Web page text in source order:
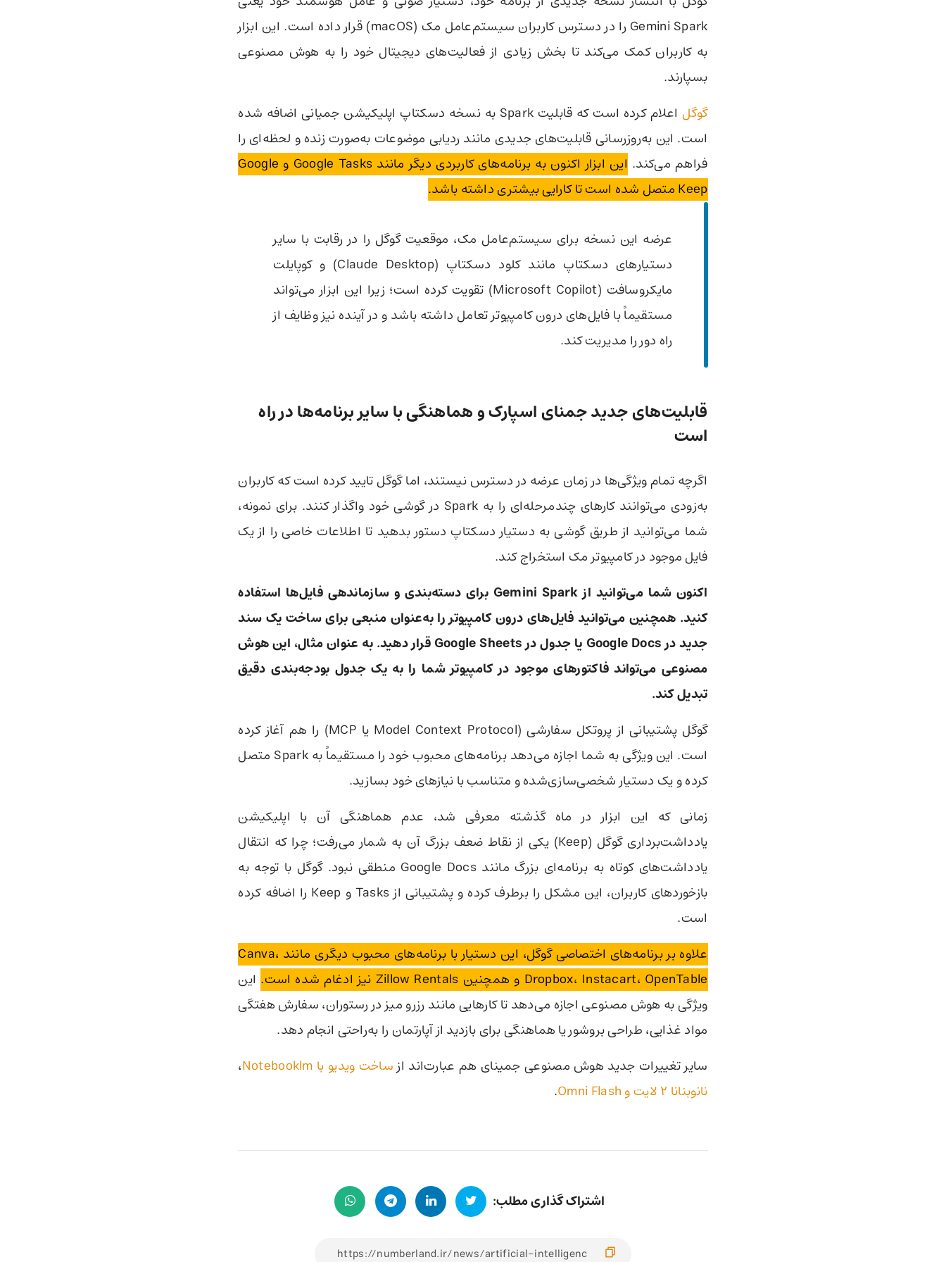
Gemini Spark را در دسترس کاربران سیستم‌عامل مک (macOS) قرار داده است. این ابزار
به کاربران کمک می‌کند تا بخش زیادی از فعالیت‌های دیجیتال خود را به هوش مصنوعی
بسپارند.
گوگل
اعلام کرده است که قابلیت Spark به نسخه دسکتاپ اپلیکیشن جمیانی اضافه شده
است. این به‌روزرسانی قابلیت‌های جدیدی مانند ردیابی موضوعات به‌صورت زنده و لحظه‌ای را
فراهم می‌کند.
این ابزار اکنون به برنامه‌های کاربردی دیگر مانند Google Tasks و Google
Keep متصل شده است تا کارایی بیشتری داشته باشد.
عرضه این نسخه برای سیستم‌عامل مک، موقعیت گوگل را در رقابت با سایر
دستیارهای دسکتاپ مانند کلود دسکتاپ (Claude Desktop) و کوپایلت
مایکروسافت (Microsoft Copilot) تقویت کرده است؛ زیرا این ابزار می‌تواند
مستقیماً با فایل‌های درون کامپیوتر تعامل داشته باشد و در آینده نیز وظایف از
راه دور را مدیریت کند.
قابلیت‌های جدید جمنای اسپارک و هماهنگی با سایر برنامه‌هادر راه
است
اگرچه تمام ویژگی‌ها در زمان عرضه در دسترس نیستند، اما گوگل تایید کرده است که کاربران
به‌زودی می‌توانند کارهای چندمرحله‌ای را به Spark در گوشی خود واگذار کنند. برای نمونه،
شما می‌توانید از طریق گوشی به دستیار دسکتاپ دستور بدهید تا اطلاعات خاصی را از یک
فایل موجود در کامپیوتر مک استخراج کند.
اکنون شما می‌توانید از Gemini Spark برای دسته‌بندی و سازماندهی فایل‌ها استفاده
کنید. همچنین می‌توانید فایل‌های درون کامپیوتر را به‌عنوان منبعی برای ساخت یک سند
جدید در Google Docs یا جدول در Google Sheets قرار دهید. به عنوان مثال، این هوش
مصنوعی می‌تواند فاکتورهای موجود در کامپیوتر شما را به یک جدول بودجه‌بندی دقیق
تبدیل کند.
گوگل پشتیبانی از پروتکل سفارشی (Model Context Protocol یا MCP) را هم آغاز کرده
است. این ویژگی به شما اجازه می‌دهد برنامه‌های محبوب خود را مستقیماً به Spark متصل
کرده و یک دستیار شخصی‌سازی‌شده و متناسب با نیازهای خود بسازید.
زمانی که این ابزار در ماه گذشته معرفی شد، عدم هماهنگی آن با اپلیکیشن
یادداشت‌برداری گوگل (Keep) یکی از نقاط ضعف بزرگ آن به شمار می‌رفت؛ چرا که انتقال
یادداشت‌های کوتاه به برنامه‌ای بزرگ مانند Google Docs منطقی نبود. گوگل با توجه به
بازخوردهای کاربران، این مشکل را برطرف کرده و پشتیبانی از Tasks و Keep را اضافه کرده
است.
علاوه بر برنامه‌های اختصاصی گوگل، این دستیار با برنامه‌های محبوب دیگری مانند Canva،
Dropbox، Instacart، OpenTable و همچنین Zillow Rentals نیز ادغام شده است.
این
ویژگی به هوش مصنوعی اجازه می‌دهد تا کارهایی مانند رزرو میز در رستوران، سفارش هفتگی
مواد غذایی، طراحی بروشور یا هماهنگی برای بازدید از آپارتمان را به‌راحتی انجام دهد.
سایر تغییرات جدید هوش مصنوعی جمینای هم عبارت‌اند ازساخت ویدیو با Notebooklm
،
نانوبنانا 2 لایت و Omni Flash
.
اشتراک گذاری مطلب: